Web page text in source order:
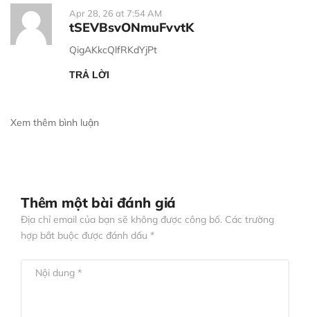
Apr 28, 26 at 7:54 AM
tSEVBsvONmuFvvtK
QigAKkcQlfRKdYjPt
TRẢ LỜI
Xem thêm bình luận
Thêm một bài đánh giá
Địa chỉ email của bạn sẽ không được công bố. Các trường
hợp bắt buộc được đánh dấu *